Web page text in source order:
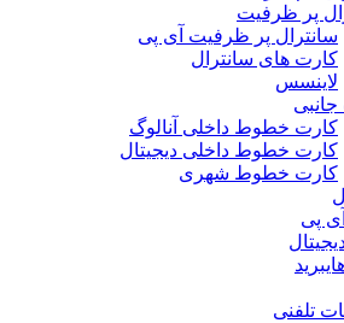
پر ظرفیت
سانترال پر ظرفیت آی پی
کارت های سانترال
لاینسس
کارت خطوط داخلی آنالوگ
کارت خطوط داخلی دیجیتال
کارت خطوط شهری
پی
تلفنی